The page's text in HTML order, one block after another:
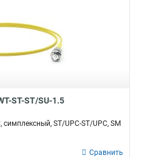
ST-ST/SU-1.5
симплексный, ST/UPC-ST/UPC, SM
Сравнить